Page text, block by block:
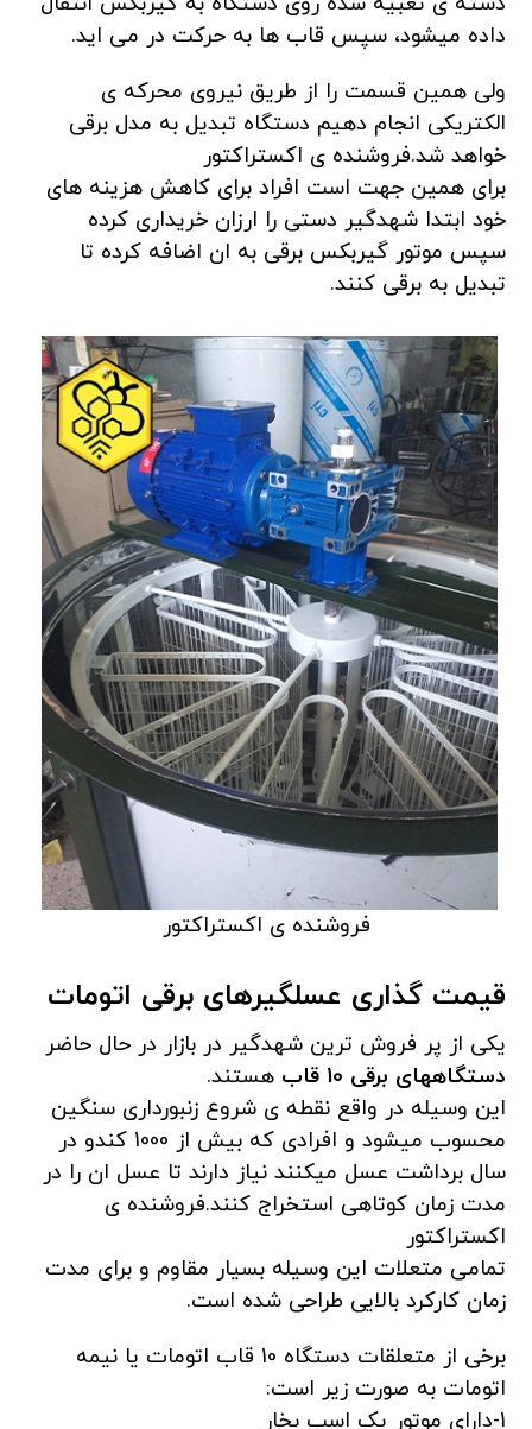
داده میشود، سپس قاب ها به حرکت در می اید.
ولی همین قسمت را از طریق نیروی محرکه ی
الکتریکی انجام دهیم دستگاه تبدیل به مدل برقی
خواهد شد.فروشنده ی اکستراکتور
برای همین جهت است افراد برای کاهش هزینه های
خود ابتدا شهدگیر دستی را ارزان خریداری کرده
سپس موتور گیربکس برقی به ان اضافه کرده تا
تبدیل به برقی کنند.
فروشنده ی اکستراکتور
قیمت گذاری عسلگیرهای برقی اتومات
یکی از پر فروش ترین شهدگیر در بازار در حال حاضر
دستگاههای برقی 10 قاب
هستند.
این وسیله در واقع نقطه ی شروع زنبورداری سنگین
محسوب میشود و افرادی که بیش از 1000 کندو در
سال برداشت عسل میکنند نیاز دارند تا عسل ان را در
مدت زمان کوتاهی استخراج کنند.فروشنده ی
اکستراکتور
تمامی متعلات این وسیله بسیار مقاوم و برای مدت
زمان کارکرد بالایی طراحی شده است.
برخی از متعلقات دستگاه 10 قاب اتومات یا نیمه
اتومات به صورت زیر است:
1-دارای موتور یک اسب بخار